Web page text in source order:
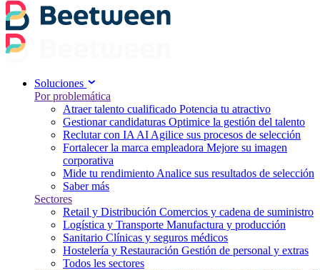
Soluciones
Por problemática
Atraer talento cualificado Potencia tu atractivo
Gestionar candidaturas Optimice la gestión del talento
Reclutar con IA AI Agilice sus procesos de selección
Fortalecer la marca empleadora Mejore su imagen
corporativa
Mide tu rendimiento Analice sus resultados de selección
Saber más
Sectores
Retail y Distribución Comercios y cadena de suministro
Logística y Transporte Manufactura y producción
Sanitario Clínicas y seguros médicos
Hostelería y Restauración Gestión de personal y extras
Todos les sectores